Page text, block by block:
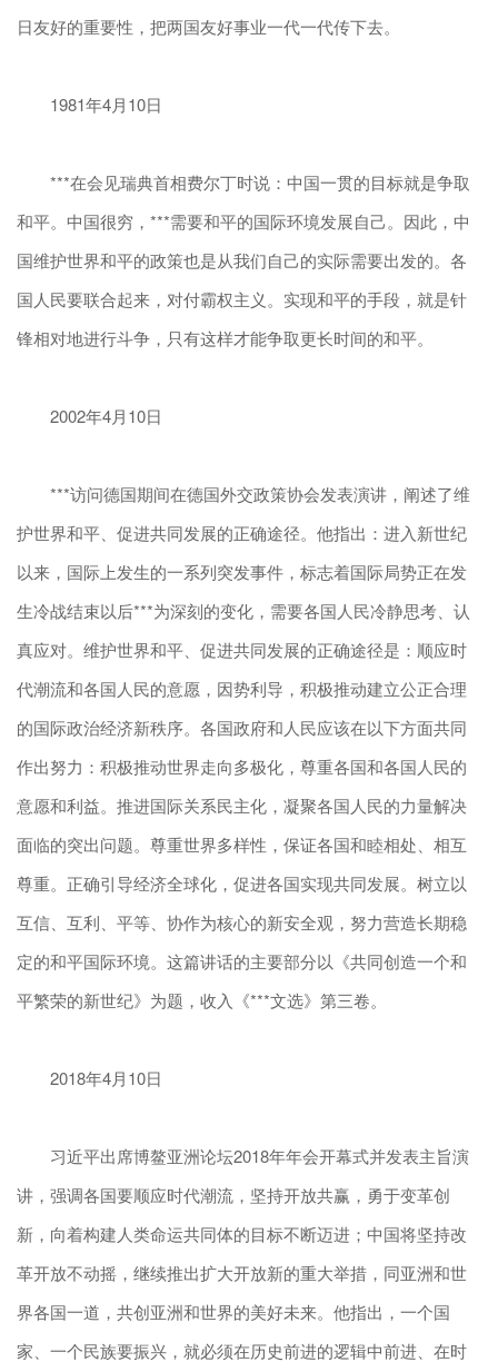
日友好的重要性，把两国友好事业一代一代传下去。
1981年4月10日
***在会见瑞典首相费尔丁时说：中国一贯的目标就是争取
和平。中国很穷，***需要和平的国际环境发展自己。因此，中
国维护世界和平的政策也是从我们自己的实际需要出发的。各
国人民要联合起来，对付霸权主义。实现和平的手段，就是针
锋相对地进行斗争，只有这样才能争取更长时间的和平。
2002年4月10日
***访问德国期间在德国外交政策协会发表演讲，阐述了维
护世界和平、促进共同发展的正确途径。他指出：进入新世纪
以来，国际上发生的一系列突发事件，标志着国际局势正在发
生冷战结束以后***为深刻的变化，需要各国人民冷静思考、认
真应对。维护世界和平、促进共同发展的正确途径是：顺应时
代潮流和各国人民的意愿，因势利导，积极推动建立公正合理
的国际政治经济新秩序。各国政府和人民应该在以下方面共同
作出努力：积极推动世界走向多极化，尊重各国和各国人民的
意愿和利益。推进国际关系民主化，凝聚各国人民的力量解决
面临的突出问题。尊重世界多样性，保证各国和睦相处、相互
尊重。正确引导经济全球化，促进各国实现共同发展。树立以
互信、互利、平等、协作为核心的新安全观，努力营造长期稳
定的和平国际环境。这篇讲话的主要部分以《共同创造一个和
平繁荣的新世纪》为题，收入《***文选》第三卷。
2018年4月10日
习近平出席博鳌亚洲论坛2018年年会开幕式并发表主旨演
讲，强调各国要顺应时代潮流，坚持开放共赢，勇于变革创
新，向着构建人类命运共同体的目标不断迈进；中国将坚持改
革开放不动摇，继续推出扩大开放新的重大举措，同亚洲和世
界各国一道，共创亚洲和世界的美好未来。他指出，一个国
家、一个民族要振兴，就必须在历史前进的逻辑中前进、在时